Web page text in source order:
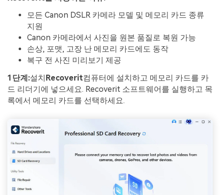
모든 Canon DSLR 카메라 모델 및 메모리 카드 종류
지원
Canon 카메라에서 사진을 원본 품질로 복원 가능
손상, 포맷, 고장 난 메모리 카드에도 동작
복구 전 사진 미리보기 제공
1단계:설치 Recoverit컴퓨터에 설치하고 메모리 카드를 카
드 리더기에 넣으세요. Recoverit 소프트웨어를 실행하고 목
록에서 메모리 카드를 선택하세요.